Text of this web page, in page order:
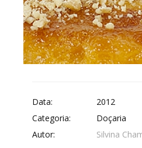
Data:
2012
Categoria:
Doçaria
Autor:
Silvina